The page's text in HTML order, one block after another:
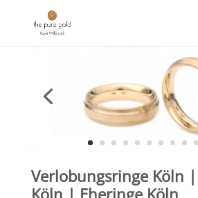
Verlobungsringe Köln
Köln | Eheringe Köln